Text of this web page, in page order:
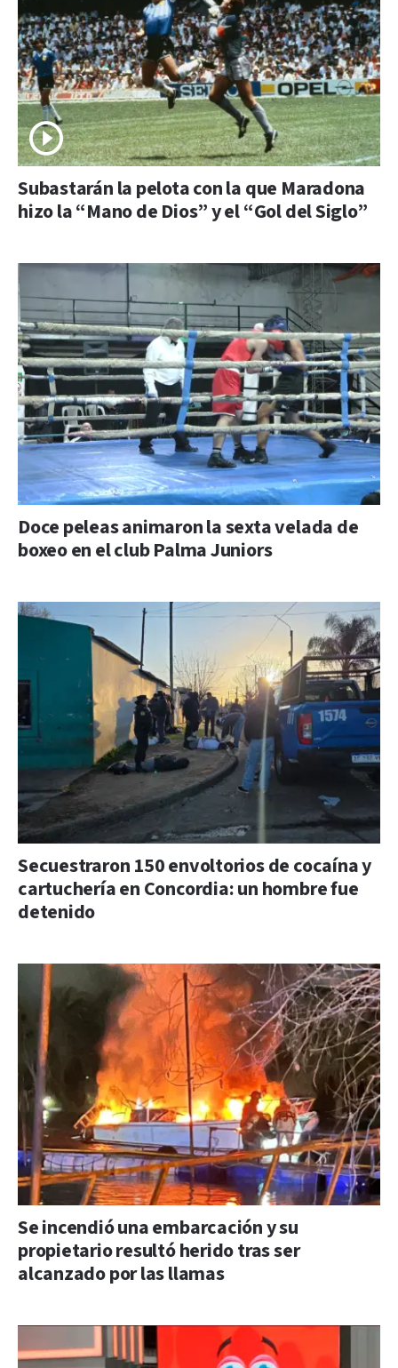
Subastarán la pelota con la que Maradona
hizo la “Mano de Dios” y el “Gol del Siglo”
Doce peleas animaron la sexta velada de
boxeo en el club Palma Juniors
Secuestraron 150 envoltorios de cocaína y
cartuchería en Concordia: un hombre fue
detenido
Se incendió una embarcación y su
propietario resultó herido tras ser
alcanzado por las llamas